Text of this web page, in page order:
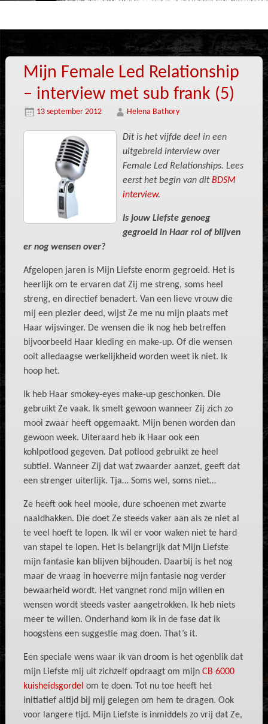
Mijn Female Led Relationship
– interview met sub frank (5)
13 september 2012 Helena Bathory
Dit is het vijfde deel in een
uitgebreid interview over
Female Led Relationships. Lees
eerst het begin van ditBDSM
interview.
Is jouw Liefste genoeg
gegroeid in Haar rol of blijven
er nog wensen over?
Afgelopen jaren is Mijn Liefste enorm gegroeid. Het is
heerlijk om te ervaren dat Zij me streng, soms heel
streng, en directief benadert. Van een lieve vrouw die
mij een plezier deed, wijst Ze me nu mijn plaats met
Haar wijsvinger. De wensen die ik nog heb betreffen
bijvoorbeeld Haar kleding en make-up. Of die wensen
ooit alledaagse werkelijkheid worden weet ik niet. Ik
hoop het.
Ik heb Haar smokey-eyes make-up geschonken. Die
gebruikt Ze vaak. Ik smelt gewoon wanneer Zij zich zo
mooi zwaar heeft opgemaakt. Mijn benen worden dan
gewoon week. Uiteraard heb ik Haar ook een
kohlpotlood gegeven. Dat potlood gebruikt ze heel
subtiel. Wanneer Zij dat wat zwaarder aanzet, geeft dat
een strenger uiterlijk. Tja… Soms wel, soms niet…
Ze heeft ook heel mooie, dure schoenen met zwarte
naaldhakken. Die doet Ze steeds vaker aan als ze niet al
te veel hoeft te lopen. Ik wil er voor waken niet te hard
van stapel te lopen. Het is belangrijk dat Mijn Liefste
mijn fantasie kan blijven bijhouden. Daarbij is het nog
maar de vraag in hoeverre mijn fantasie nog verder
bewaarheid wordt. Het vangnet rond mijn willen en
wensen wordt steeds vaster aangetrokken. Ik heb niets
meer te willen. Onderhand kom ik in de fase dat ik
hoogstens een suggestie mag doen. That’s it.
Een speciale wens waar ik van droom is het ogenblik dat
mijn Liefste mij uit zichzelf opdraagt om mijn CB 6000
kuisheidsgordel om te doen. Tot nu toe heeft het
initiatief altijd bij mij gelegen om hem te dragen. Ook
voor langere tijd. Mijn Liefste is inmiddels zo vrij dat Ze,